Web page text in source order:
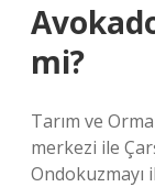
mi?
Tarım ve
merkezi ile
Ondokuzmayı